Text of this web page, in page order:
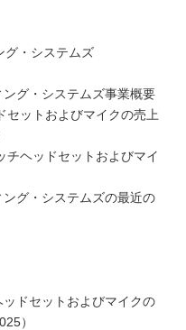
グ・システムズ
グ・システムズ事業概要
セットおよびマイクの売上
チヘッドセットおよびマイ
グ・システムズの最近の
ドセットおよびマイクの
）